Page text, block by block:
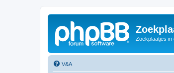
Zoekplaatjes in
V&A